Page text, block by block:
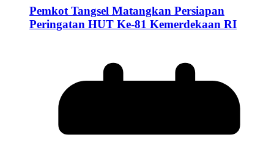
Pemkot Tangsel Matangkan Persiapan
Peringatan HUT Ke-81 Kemerdekaan RI